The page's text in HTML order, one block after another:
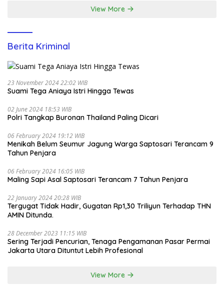
View More
Berita Kriminal
23 November 2024 22:02 WIB
Suami Tega Aniaya Istri Hingga Tewas
02 June 2024 18:53 WIB
Polri Tangkap Buronan Thailand Paling Dicari
06 February 2024 19:12 WIB
Menikah Belum Seumur Jagung Warga Saptosari Terancam 9
Tahun Penjara
06 February 2024 16:05 WIB
Maling Sapi Asal Saptosari Terancam 7 Tahun Penjara
22 January 2024 20:28 WIB
Tergugat Tidak Hadir, Gugatan Rp1,30 Triliyun Terhadap THN
AMIN Ditunda.
28 December 2023 11:15 WIB
Sering Terjadi Pencurian, Tenaga Pengamanan Pasar Permai
Jakarta Utara Dituntut Lebih Profesional
View More